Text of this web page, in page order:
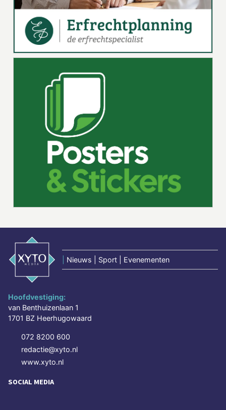
Nieuws | Sport | Evenementen
Hoofdvestiging:
van Benthuizenlaan 1
1701 BZ Heerhugowaard
072 8200 600
redactie@xyto.nl
www.xyto.nl
SOCIAL MEDIA